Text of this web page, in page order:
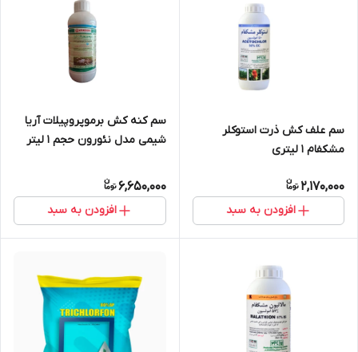
سم علف کش ذرت استوکلر
مشکفام 1 لیتری
2,170,000
افزودن به سبد
سم کنه کش برموپروپیلات آریا
شیمی مدل نئورون حجم 1 لیتر
6,650,000
افزودن به سبد